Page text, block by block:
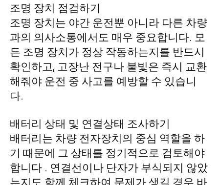
조명 장치 점검하기
조명 장치는 야간 운전뿐 아니라 다른 차량
과의 의사소통에서도 매우 중요합니다. 모
든 조명 장치가 정상 작동하는지를 반드시
확인하고, 고장난 전구나 불빛은 즉시 교환
해줘야 운전 중 사고를 예방할 수 있습니
다.
배터리 상태 및 연결상태 조사하기
배터리는 차량 전자장치의 중심 역할을 하
기 때문에 그 상태를 정기적으로 검토해야
합니다 . 연결선이나 단자가 부식되지 않았
는지도 함께 체크하여 문제가 생길 경우 바